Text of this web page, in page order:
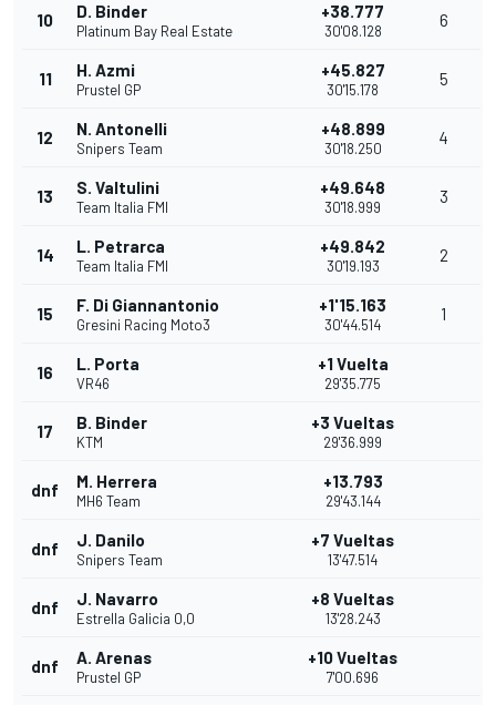
10 D. Binder
Platinum Bay Real Estate
+38.777
30'08.128
6
11 H. Azmi
Prustel GP
+45.827
30'15.178
5
12 N. Antonelli
Snipers Team
+48.899
30'18.250
4
13 S. Valtulini
Team Italia FMI
+49.648
30'18.999
3
14 L. Petrarca
Team Italia FMI
+49.842
30'19.193
2
15 F. Di Giannantonio
Gresini Racing Moto3
+1'15.163
30'44.514
1
16 L. Porta
VR46
+1 Vuelta
29'35.775
17 B. Binder
KTM
+3 Vueltas
29'36.999
dnf M. Herrera
MH6 Team
+13.793
29'43.144
dnf J. Danilo
Snipers Team
+7 Vueltas
13'47.514
dnf J. Navarro
Estrella Galicia 0,0
+8 Vueltas
13'28.243
dnf A. Arenas
Prustel GP
+10 Vueltas
7'00.696